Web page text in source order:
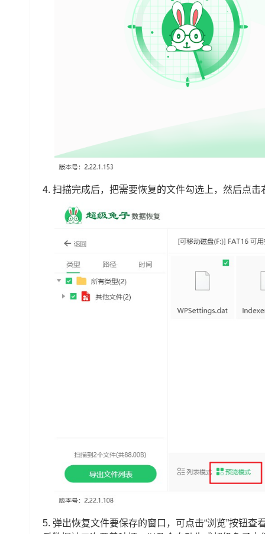
4. 扫描完成后，把需要恢复的文件勾选上，然后点击
5. 弹出恢复文件要保存的窗口，可点击“浏览”按钮